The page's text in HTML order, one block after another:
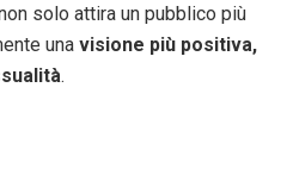
solo attira un pubblico più
una visione più positiva,
.